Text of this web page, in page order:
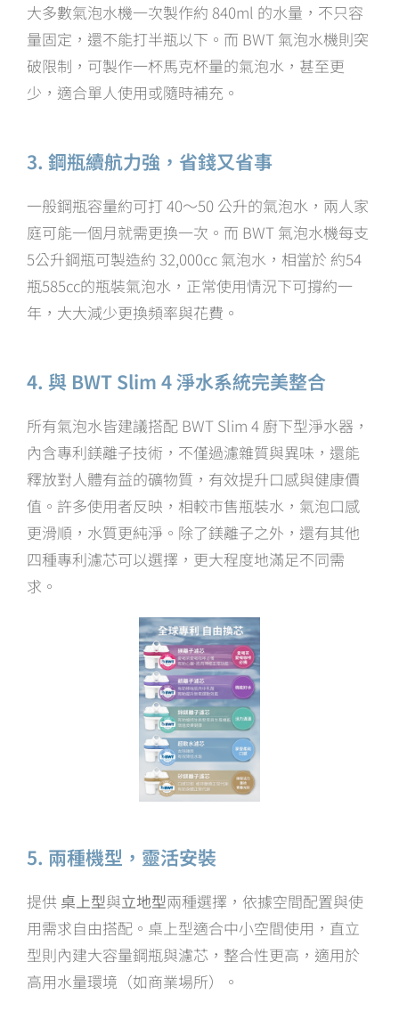
大多數氣泡水機一次製作約 840ml 的水量，不只容
量固定，還不能打半瓶以下。而 BWT 氣泡水機則突
破限制，可製作一杯馬克杯量的氣泡水，甚至更
少，適合單人使用或隨時補充。
3. 鋼瓶續航力強，省錢又省事
一般鋼瓶容量約可打 40～50 公升的氣泡水，兩人家
庭可能一個月就需更換一次。而 BWT 氣泡水機每支
5公升鋼瓶可製造約 32,000cc 氣泡水，相當於 約54
瓶585cc的瓶裝氣泡水，正常使用情況下可撐約一
年，大大減少更換頻率與花費。
4. 與 BWT Slim 4 淨水系統完美整合
所有氣泡水皆建議搭配 BWT Slim 4 廚下型淨水器，
內含專利鎂離子技術，不僅過濾雜質與異味，還能
釋放對人體有益的礦物質，有效提升口感與健康價
值。許多使用者反映，相較市售瓶裝水，氣泡口感
更滑順，水質更純淨。除了鎂離子之外，還有其他
四種專利濾芯可以選擇，更大程度地滿足不同需
求。
5. 兩種機型，靈活安裝
提供 桌上型與立地型兩種選擇，依據空間配置與使
用需求自由搭配。桌上型適合中小空間使用，直立
型則內建大容量鋼瓶與濾芯，整合性更高，適用於
高用水量環境（如商業場所）。